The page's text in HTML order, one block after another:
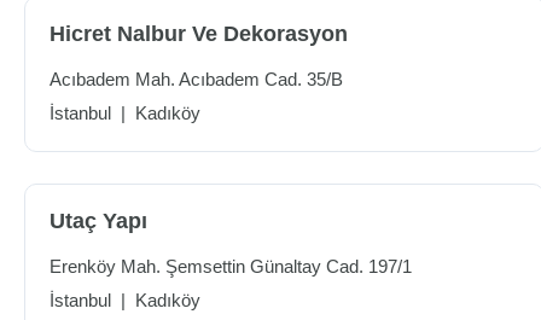
Hicret Nalbur Ve Dekorasyon
Acıbadem Mah. Acıbadem Cad. 35/B
İstanbul | Kadıköy
Utaç Yapı
Erenköy Mah. Şemsettin Günaltay Cad. 197/1
İstanbul | Kadıköy